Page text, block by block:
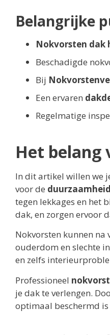
Belangrijke
Nokvorsten dak
Beschadigde
Bij
Een ervaren
Regelmatige
Het belang
In dit artikel willen we
voor de duurzaamheid
tegen lekkages en het
dak, en zorgen ervoor
Nokvorsten kunnen
ouderdom en slechte
en zelfs
Professioneel
je dak te verlengen.
optimaal beschermd